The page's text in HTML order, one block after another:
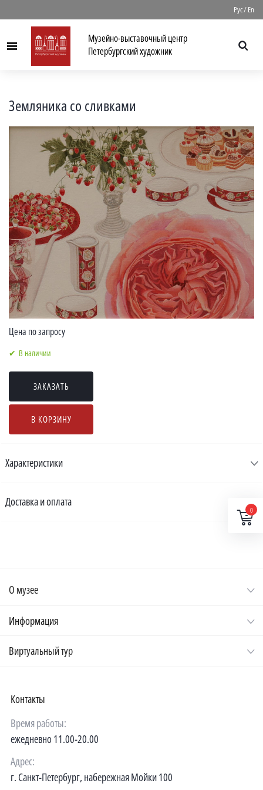
Рус/En
Menu
Музейно-выставочный центр
Петербургский художник
Земляника со сливками
Цена по запросу
В наличии
ЗАКАЗАТЬ
В КОРЗИНУ
Характеристики
Доставка и оплата
0
О музее
Информация
Виртуальный тур
Контакты
Время работы:
ежедневно 11.00-20.00
Адрес:
г. Санкт-Петербург, набережная Мойки 100